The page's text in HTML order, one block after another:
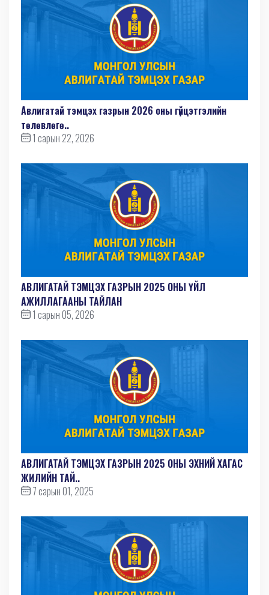
Авлигатай тэмцэх газрын 2026 оны гүйцэтгэлийн
төлөвлөгө..
1 сарын 22, 2026
АВЛИГАТАЙ ТЭМЦЭХ ГАЗРЫН 2025 ОНЫ ҮЙЛ
АЖИЛЛАГААНЫ ТАЙЛАН
1 сарын 05, 2026
АВЛИГАТАЙ ТЭМЦЭХ ГАЗРЫН 2025 ОНЫ ЭХНИЙ ХАГАС
ЖИЛИЙН ТАЙ..
7 сарын 01, 2025